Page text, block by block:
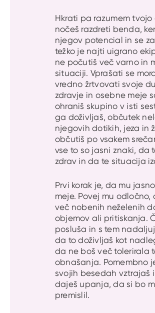
Hkrati pa razumem tvojo
nočeš razdreti benda,
njegov potencial in se
težko je najti uigrano
ne počutiš več varno in
situaciji. Vprašati se
vredno žrtvovati svoje
zdravje in osebne meje
ohraniš skupino v isti
ga doživljaš, občutek
njegovih dotikih, jeza in
občutiš po vsakem
vse to so jasni znaki, da
zdrav in da te situacija
Prvi korak je, da mu
meje. Povej mu odločno,
več nobenih neželenih
objemov ali pritiskanja.
posluša in s tem
da to doživljaš kot
da ne boš več tolerirala
obnašanja. Pomembno
svojih besedah vztrajaš
daješ upanja, da si bo
premislil.